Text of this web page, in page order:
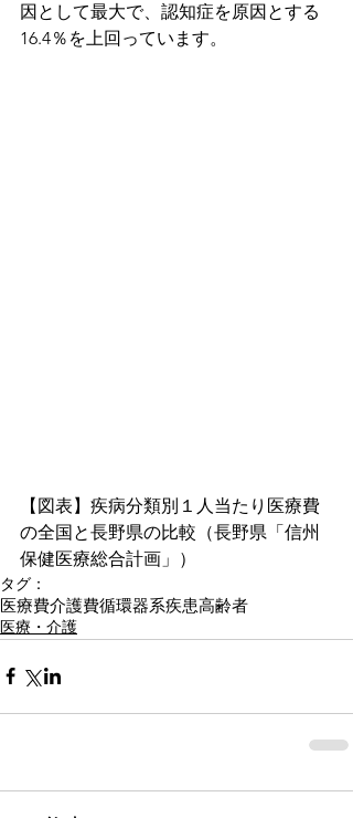
因として最大で、認知症を原因とする
16.4％を上回っています。
【図表】疾病分類別１人当たり医療費
の全国と長野県の比較（長野県「信州
保健医療総合計画」）
タグ：
医療費介護費循環器系疾患高齢者
医療・介護